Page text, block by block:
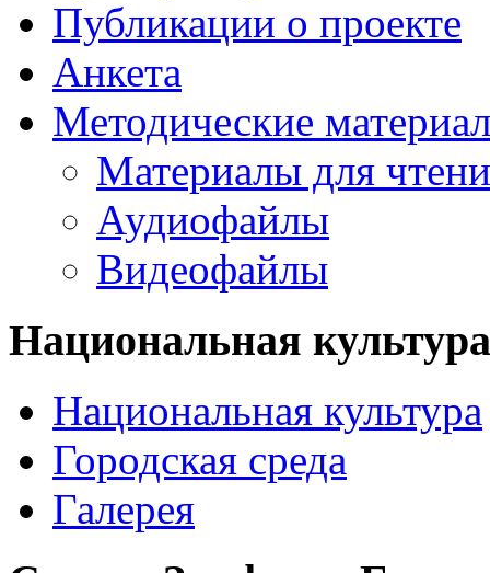
Публикации о проекте
Анкета
Методические
Материалы для
Аудиофайлы
Видеофайлы
Национальная культура
Национальная культура
Городская среда
Галерея